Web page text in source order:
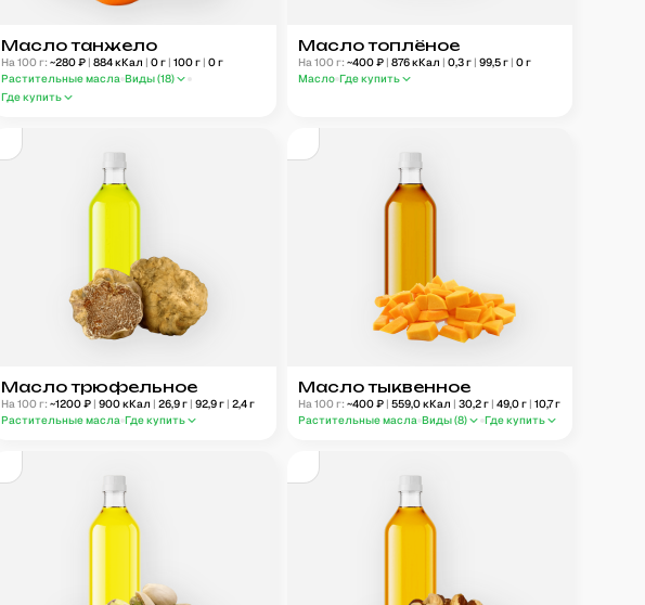
Масло танжело
На 100 г: ~280₽ | 884кКал | 0г | 100г | 0г
Растительные масла Виды (18)
Где купить
Масло топлёное
На 100 г: ~400₽ | 876кКал | 0,3г | 99,5г | 0г
Масло Где купить
Масло трюфельное
На 100 г: ~1200₽ | 900кКал | 26,9г | 92,9г | 2,4г
Растительные масла Где купить
Масло тыквенное
На 100 г: ~400₽ | 559,0кКал | 30,2г | 49,0г | 10,7г
Растительные масла Виды (8) Где купить